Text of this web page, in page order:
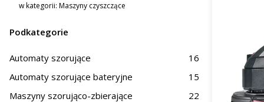
w kategorii: Maszyny czyszczące
Podkategorie
Automaty szorujące
16
Automaty szorujące bateryjne
15
Maszyny szorująco-zbierające
22
Na
woj.